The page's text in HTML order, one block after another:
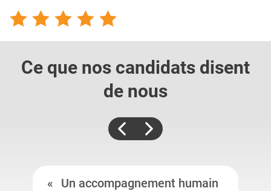
Ce que nos candidats disent
de nous
Un accompagnement humain